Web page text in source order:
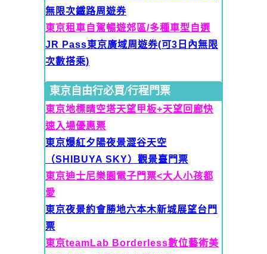
無限次鐵路周遊券
東京租車自駕暢遊郊區/多種車型自選
JR Pass東京廣域周遊券(可3日內無限
次數搭乘)
東京自由行必買/行程門票
東京地標晴空塔天望甲板+天望回廊快
速入場優惠票
東京爆紅夕陽夜景澀谷天空
（SHIBUYA SKY）觀景臺門票
東京迪士尼樂園電子門票<大人小孩都
愛
東京夜景約會勝地六本木新城展望台門
票
東京teamLab Borderless數位藝術美